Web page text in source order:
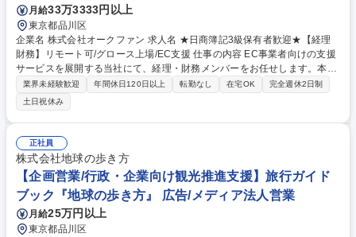
月給33万3333円以上
東京都品川区
企業名 株式会社オークファン 求人名 ★日商簿記3級保有者歓迎★【経理
財務】リモート可/グロース上場/EC支援 仕事の内容 EC事業者向けの支援
サービスを展開する当社にて、経理・財務メンバーをお任せします。本社
の決算などの経理業務を中心に、資金調達等の財務や開示資料作成まで幅
広く担うポジションです。 ■本社・グループの月次・年次決算、仕訳入力
等の経理業務 ■会計監査および監査法人対応、会計システムのメンテナン
ス ■振込支払や日次・月次の資金繰り管理、資金計画の立案をサポート ■
金融機関との折衝、借入手続き、融資や株式発行等の資金調達を支援 ■有
価証券報告書や決算短信、株主総会招集通知などの開示資料作成 ■社内か
らの問い合わせ対応、財務・経理の業務フロー改善や効率化 募集職種 ★
日商簿記3級保有者歓迎★【経理財務】リモート可/グロース上場/EC支援
業界未経験歓迎 年間休日120日以上 転勤なし 在宅OK
完全週休2日制
土日祝休み
正社員
株式会社地球の歩き方
【企画営業/行政・企業向け観光推進支援】旅行ガイド
ブック『地球の歩き方』 広告/メディア法人営業
月給25万円以上
東京都品川区